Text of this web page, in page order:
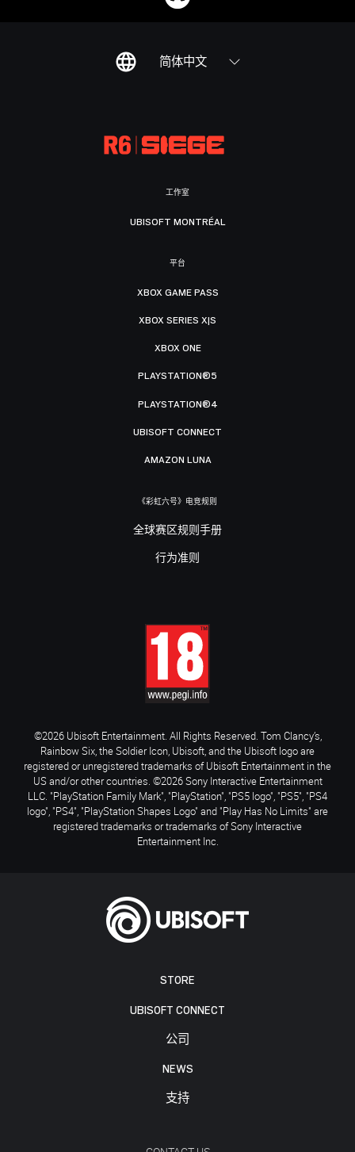
简体中文
STORE
UBISOFT CONNECT
公司
NEWS
支持
工作室
UBISOFT MONTRÉAL
平台
XBOX GAME PASS
XBOX SERIES X|S
XBOX ONE
PLAYSTATION®5
PLAYSTATION®4
UBISOFT CONNECT
AMAZON LUNA
《彩虹六号》电竞规则
全球赛区规则手册
行为准则
©2026 Ubisoft Entertainment. All Rights Reserved. Tom Clancy’s,
Rainbow Six, the Soldier Icon, Ubisoft, and the Ubisoft logo are
registered or unregistered trademarks of Ubisoft Entertainment in the
US and/or other countries. ©2026 Sony Interactive Entertainment
LLC. "PlayStation Family Mark", "PlayStation", "PS5 logo", "PS5", "PS4
logo", "PS4", "PlayStation Shapes Logo" and "Play Has No Limits" are
registered trademarks or trademarks of Sony Interactive
Entertainment Inc.